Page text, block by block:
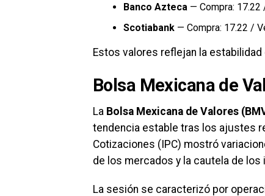
Banco Azteca — Compra: 17.22
Scotiabank — Compra: 17.22 /
Estos valores reflejan la
Bolsa Mexicana de
La Bolsa Mexicana de Valores
tendencia estable tras los ajustes
Cotizaciones (IPC) mostró
de los mercados y la cautela de
La sesión se caracterizó por